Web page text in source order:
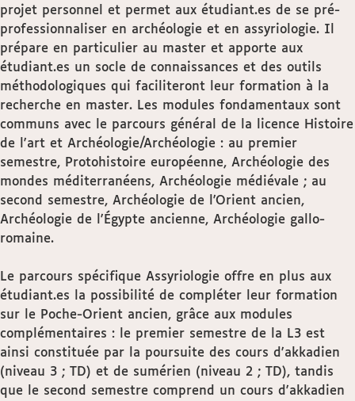
projet personnel et permet aux étudiant.es de se pré-
professionnaliser en archéologie et en assyriologie. Il
prépare en particulier au master et apporte aux
étudiant.es un socle de connaissances et des outils
méthodologiques qui faciliteront leur formation à la
recherche en master. Les modules fondamentaux sont
communs avec le parcours général de la licence Histoire
de l'art et Archéologie/Archéologie : au premier
semestre, Protohistoire européenne, Archéologie des
mondes méditerranéens, Archéologie médiévale ; au
second semestre, Archéologie de l'Orient ancien,
Archéologie de l'Égypte ancienne, Archéologie gallo-
romaine.
Le parcours spécifique Assyriologie offre en plus aux
étudiant.es la possibilité de compléter leur formation
sur le Poche-Orient ancien, grâce aux modules
complémentaires : le premier semestre de la L3 est
ainsi constituée par la poursuite des cours d'akkadien
(niveau 3 ; TD) et de sumérien (niveau 2 ; TD), tandis
que le second semestre comprend un cours d'akkadien